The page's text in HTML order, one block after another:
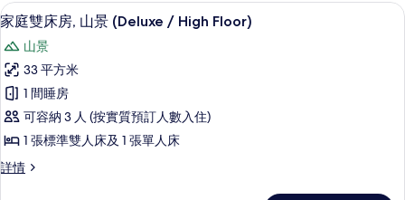
載
入
所
有
家
庭
床
高級寢具、房內夾萬、遮光窗簾/窗簾
2
家庭雙床房, 山景 (Deluxe / High Floor)
山景
33 平方米
1 間睡房
可容納 3 人 (按實質預訂人數入住)
1 張標準雙人床及 1 張單人床
詳情
家